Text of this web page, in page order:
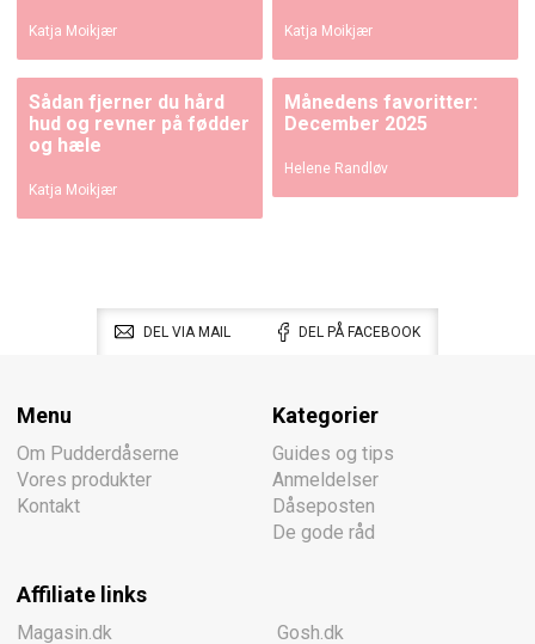
Katja Moikjær Katja Moikjær
Sådan fjerner du hård
hud og revner på fødder
og hæle
Katja Moikjær
Månedens favoritter:
December 2025
Helene Randløv
DEL VIA MAIL DEL PÅ FACEBOOK
Menu
Om Pudderdåserne
Vores produkter
Kontakt
Kategorier
Guides og tips
Anmeldelser
Dåseposten
De gode råd
Affiliate links
Magasin.dk Gosh.dk